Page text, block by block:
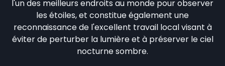
l'un des meilleurs endroits au monde pour observer
les étoiles, et constitue également une
reconnaissance de l'excellent travail local visant à
éviter de perturber la lumière et à préserver le ciel
nocturne sombre.